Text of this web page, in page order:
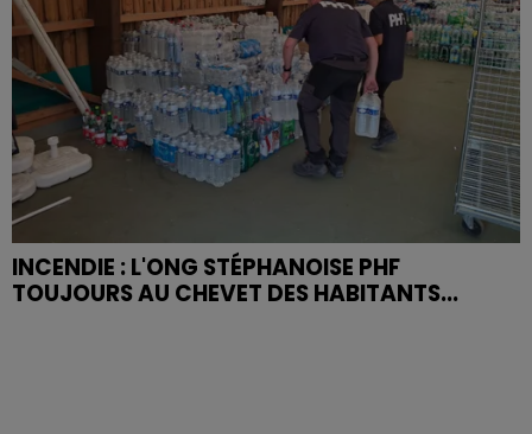
INCENDIE : L'ONG STÉPHANOISE PHF
TOUJOURS AU CHEVET DES HABITANTS...